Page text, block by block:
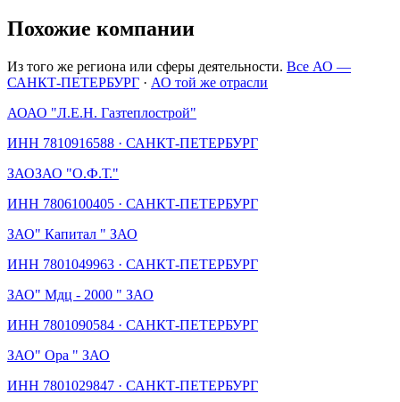
Похожие компании
Из того же региона или сферы деятельности. Все АО —
САНКТ-ПЕТЕРБУРГ · АО той же отрасли
АОАО "Л.Е.Н. Газтеплострой"
ИНН 7810916588 · САНКТ-ПЕТЕРБУРГ
ЗАОЗАО "О.Ф.Т."
ИНН 7806100405 · САНКТ-ПЕТЕРБУРГ
ЗАО" Капитал " ЗАО
ИНН 7801049963 · САНКТ-ПЕТЕРБУРГ
ЗАО" Мдц - 2000 " ЗАО
ИНН 7801090584 · САНКТ-ПЕТЕРБУРГ
ЗАО" Ора " ЗАО
ИНН 7801029847 · САНКТ-ПЕТЕРБУРГ